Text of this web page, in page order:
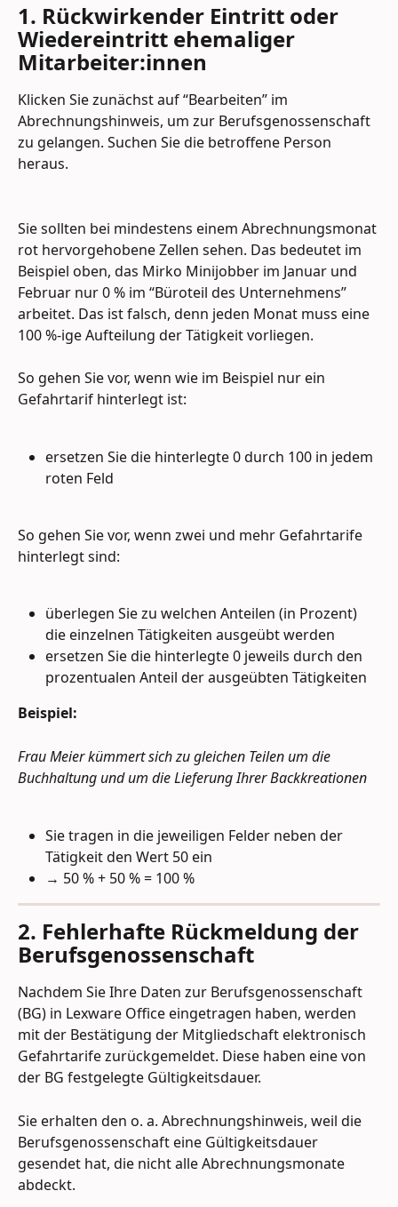
1. Rückwirkender Eintritt oder
Wiedereintritt ehemaliger
Mitarbeiter:innen
Klicken Sie zunächst auf “Bearbeiten” im
Abrechnungshinweis, um zur Berufsgenossenschaft
zu gelangen. Suchen Sie die betroffene Person
heraus.
Sie sollten bei mindestens einem Abrechnungsmonat
rot hervorgehobene Zellen sehen. Das bedeutet im
Beispiel oben, das Mirko Minijobber im Januar und
Februar nur 0 % im “Büroteil des Unternehmens”
arbeitet. Das ist falsch, denn jeden Monat muss eine
100 %-ige Aufteilung der Tätigkeit vorliegen.
So gehen Sie vor, wenn wie im Beispiel nur ein
Gefahrtarif hinterlegt ist:
ersetzen Sie die hinterlegte 0 durch 100 in jedem
roten Feld
So gehen Sie vor, wenn zwei und mehr Gefahrtarife
hinterlegt sind:
überlegen Sie zu welchen Anteilen (in Prozent)
die einzelnen Tätigkeiten ausgeübt werden
ersetzen Sie die hinterlegte 0 jeweils durch den
prozentualen Anteil der ausgeübten Tätigkeiten
Beispiel:
Frau Meier kümmert sich zu gleichen Teilen um die
Buchhaltung und um die Lieferung Ihrer Backkreationen
Sie tragen in die jeweiligen Felder neben der
Tätigkeit den Wert 50 ein
→ 50 % + 50 % = 100 %
2. Fehlerhafte Rückmeldung der
Berufsgenossenschaft
Nachdem Sie Ihre Daten zur Berufsgenossenschaft
(BG) in Lexware Office eingetragen haben, werden
mit der Bestätigung der Mitgliedschaft elektronisch
Gefahrtarife zurückgemeldet. Diese haben eine von
der BG festgelegte Gültigkeitsdauer.
Sie erhalten den o. a. Abrechnungshinweis, weil die
Berufsgenossenschaft eine Gültigkeitsdauer
gesendet hat, die nicht alle Abrechnungsmonate
abdeckt.